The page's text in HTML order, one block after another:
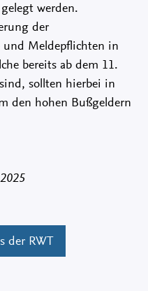
werden.
der
Meldepflichten in
bereits ab dem 11.
sollten hierbei in
den hohen Bußgeldern
der RWT